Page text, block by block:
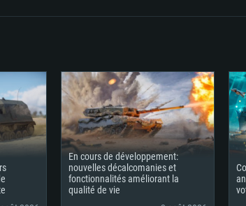
En cours de développement:
nouvelles décalcomanies et
fonctionnalités améliorant la
qualité de vie